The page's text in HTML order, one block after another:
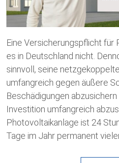
Eine Versicherungspflicht für
es in Deutschland nicht.
sinnvoll, seine
umfangreich gegen äußere
Beschädigungen
Investition umfangreich
Photovoltaikanlage ist 24
Tage im Jahr permanent